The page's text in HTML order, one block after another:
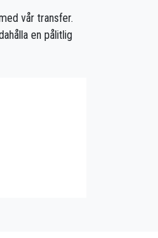
vår transfer.
en pålitlig